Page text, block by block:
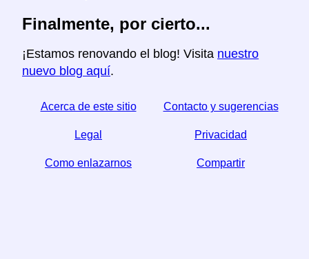
Finalmente, por cierto...
¡Estamos renovando el blog! Visita nuestro
nuevo blog aquí.
Acerca de este sitio Contacto y sugerencias
Legal Privacidad
Como enlazarnos Compartir